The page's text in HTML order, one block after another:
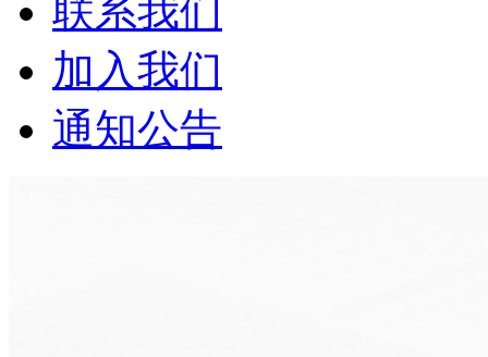
联系我们
加入我们
通知公告